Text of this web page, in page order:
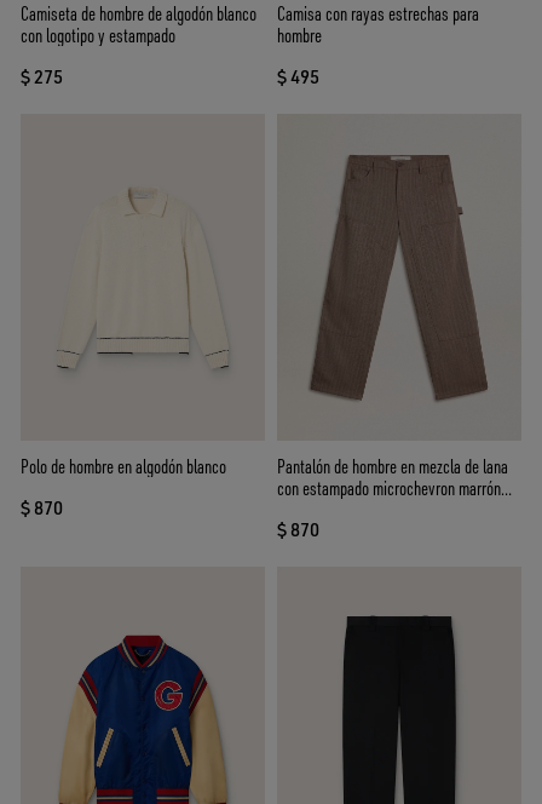
Camiseta de hombre de algodón blanco
con logotipo y estampado
$ 275
Camisa con rayas estrechas para
hombre
$ 495
Polo de hombre en algodón blanco
$ 870
Pantalón de hombre en mezcla de lana
con estampado microchevron marrón
$ 870